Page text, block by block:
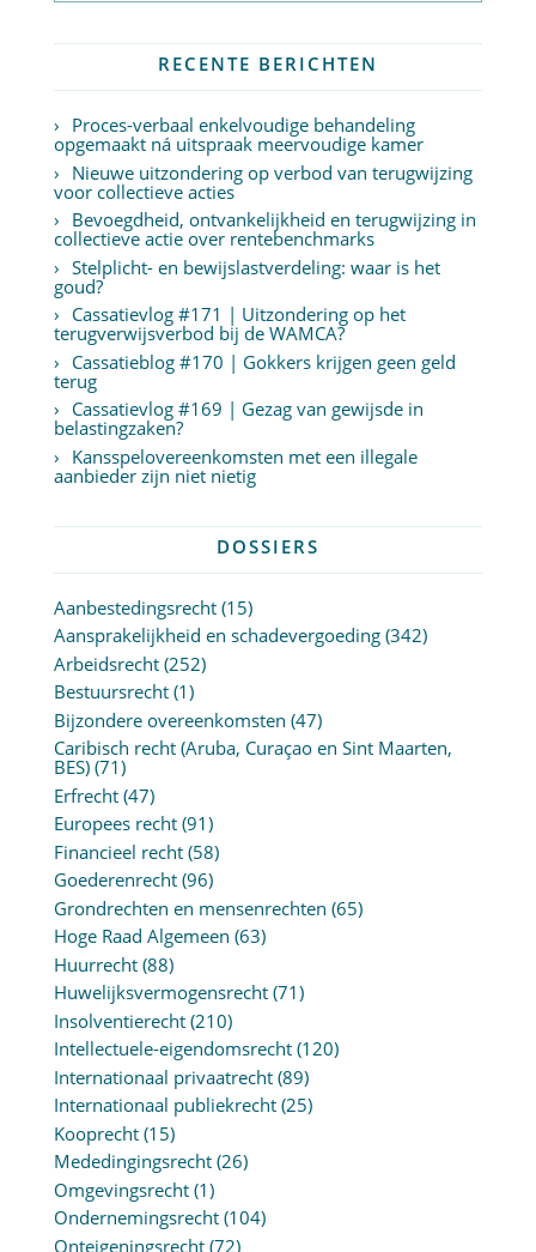
RECENTE BERICHTEN
Proces-verbaal enkelvoudige behandeling
opgemaakt ná uitspraak meervoudige kamer
Nieuwe uitzondering op verbod van terugwijzing
voor collectieve acties
Bevoegdheid, ontvankelijkheid en terugwijzing in
collectieve actie over rentebenchmarks
Stelplicht- en bewijslastverdeling: waar is het
goud?
Cassatievlog #171 | Uitzondering op het
terugverwijsverbod bij de WAMCA?
Cassatieblog #170 | Gokkers krijgen geen geld
terug
Cassatievlog #169 | Gezag van gewijsde in
belastingzaken?
Kansspelovereenkomsten met een illegale
aanbieder zijn niet nietig
DOSSIERS
Aanbestedingsrecht(15)
Aansprakelijkheid en schadevergoeding(342)
Arbeidsrecht(252)
Bestuursrecht(1)
Bijzondere overeenkomsten (47)
Caribisch recht (Aruba, Curaçao en Sint Maarten,
BES)(71)
Erfrecht(47)
Europees recht(91)
Financieel recht(58)
Goederenrecht(96)
Grondrechten en mensenrechten (65)
Hoge Raad Algemeen (63)
Huurrecht(88)
Huwelijksvermogensrecht(71)
Insolventierecht(210)
Intellectuele-eigendomsrecht(120)
Internationaal privaatrecht(89)
Internationaal publiekrecht(25)
Kooprecht(15)
Mededingingsrecht(26)
Omgevingsrecht(1)
Ondernemingsrecht(104)
Onteigeningsrecht(72)